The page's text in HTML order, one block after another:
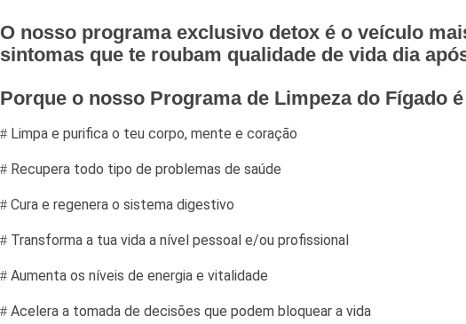
O nosso programa exclusivo detox é o veículo
sintomas que te roubam qualidade de vida dia
Porque o nosso Programa de Limpeza do Fígado
Limpa e purifica o teu corpo, mente e coração
Recupera todo tipo de problemas de saúde
Cura e regenera o sistema digestivo
Transforma a tua vida a nível pessoal e/ou profissional
Aumenta os níveis de energia e vitalidade
Acelera a tomada de decisões que podem bloquear a vida